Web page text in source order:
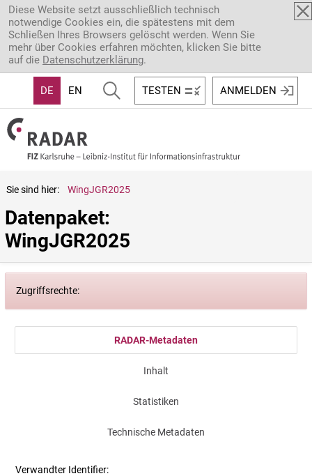
Direkt zum Inhalt
Diese Website setzt ausschließlich technisch
notwendige Cookies ein, die spätestens mit dem
Schließen Ihres Browsers gelöscht werden. Wenn Sie
mehr über Cookies erfahren möchten, klicken Sie bitte
auf die Datenschutzerklärung.
DE EN TESTEN ANMELDEN
Sie sind hier: WingJGR2025
Datenpaket:
WingJGR2025
Zugriffsrechte:
RADAR-Metadaten
Inhalt
Statistiken
Technische Metadaten
Verwandter Identifier: